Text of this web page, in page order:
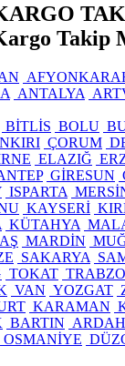
Takip
ANTALYA
BİTLİS BOLU
ÇORUM
ELAZIĞ
GİRESUN
ISPARTA
KAYSERİ
KÜTAHYA
MARDİN
SAKARYA
TOKAT
VAN YOZGAT
KARAMAN
BARTIN
OSMANİYE